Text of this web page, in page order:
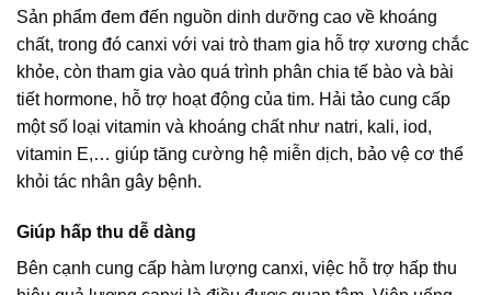
Sản phẩm đem đến nguồn dinh dưỡng cao về khoáng
chất, trong đó canxi với vai trò tham gia hỗ trợ xương chắc
khỏe, còn tham gia vào quá trình phân chia tế bào và bài
tiết hormone, hỗ trợ hoạt động của tim. Hải tảo cung cấp
một số loại vitamin và khoáng chất như natri, kali, iod,
vitamin E,… giúp tăng cường hệ miễn dịch, bảo vệ cơ thể
khỏi tác nhân gây bệnh.
Giúp hấp thu dễ dàng
Bên cạnh cung cấp hàm lượng canxi, việc hỗ trợ hấp thu